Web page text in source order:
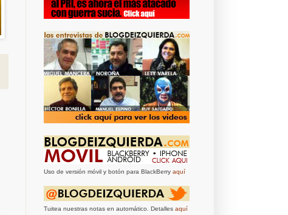
Uso de versión móvil y botón para BlackBerry aquí
Tuitea nuestras notas en automático. Detalles aquí